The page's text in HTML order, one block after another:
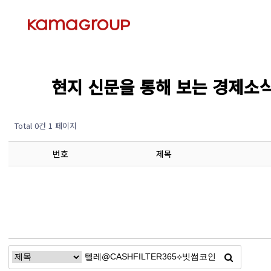
현지 신문을 통해 보는 경제
Total 0건 1 페이지
번호 제목